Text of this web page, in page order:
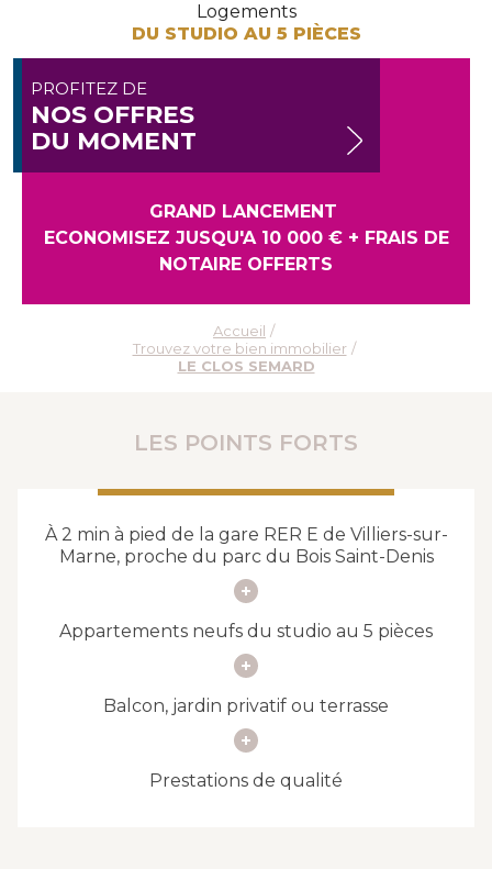
Logements
DU STUDIO AU 5 PIÈCES
PROFITEZ DE
NOS OFFRES
DU MOMENT
GRAND LANCEMENT
ECONOMISEZ JUSQU'A 10 000 € + FRAIS DE
NOTAIRE OFFERTS
Accueil
Trouvez votre bien immobilier
LE CLOS SEMARD
LES POINTS FORTS
À 2 min à pied de la gare RER E de Villiers-sur-
Marne, proche du parc du Bois Saint-Denis
Appartements neufs du studio au 5 pièces
Balcon, jardin privatif ou terrasse
Prestations de qualité